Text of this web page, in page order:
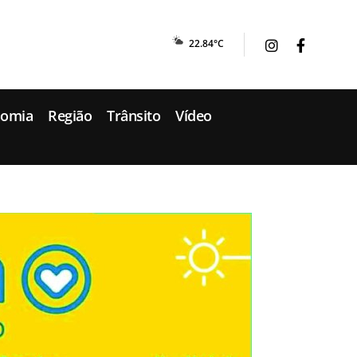
22.84°C
Região Trânsito Vídeo